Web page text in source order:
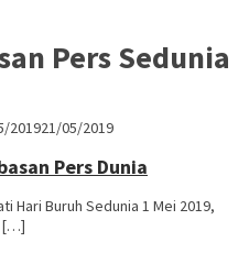
Pers Sedunia
201921/05/2019
Pers Dunia
Hari Buruh Sedunia 1 Mei 2019,
[…]